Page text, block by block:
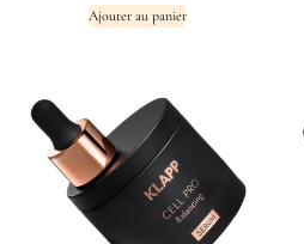
Ajouter au panier